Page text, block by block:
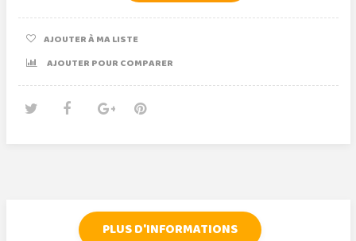
AJOUTER À MA LISTE
AJOUTER POUR COMPARER
PLUS D'INFORMATIONS